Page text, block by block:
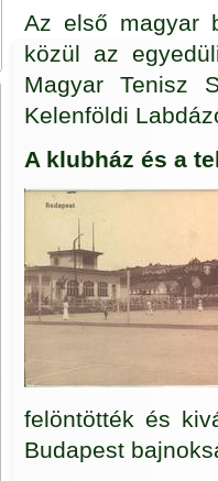
Az első magyar
közül az
Magyar Tenisz
Kelenföldi
A klubház és a
felöntötték és
Budapest